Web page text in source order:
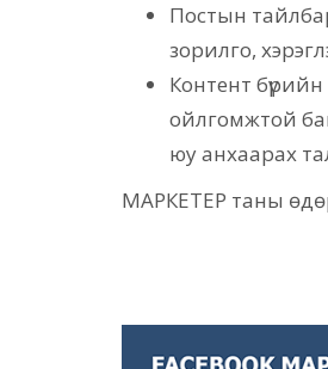
Постын
зорилго,
Контент бүрийн
ойлгомжтой
юу анхаарах
МАРКЕТЕР таны